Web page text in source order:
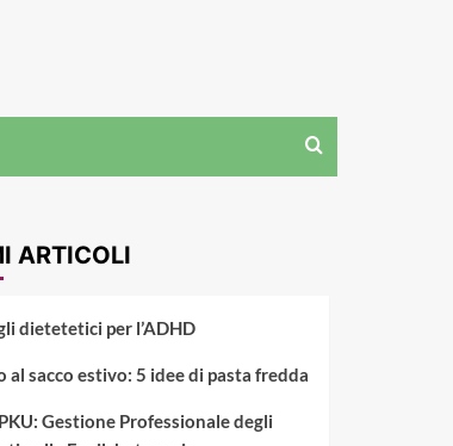
ARTICOLI
dietetetici per l’ADHD
al sacco estivo: 5 idee di pasta fredda
Gestione Professionale degli